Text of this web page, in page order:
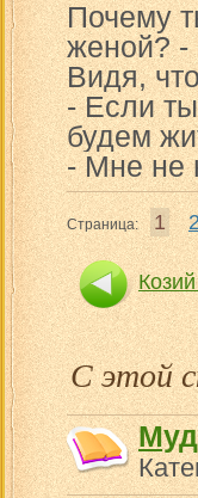
Почему
женой? -
Видя,
- Если
будем
- Мне не
Страница: 1
С этой